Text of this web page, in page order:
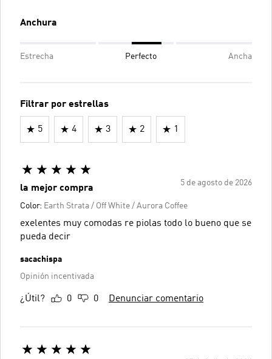
Anchura
Estrecha Perfecto Ancha
Filtrar por estrellas
5 4 3 2 1
5 de agosto de 2026
la mejor compra
Color: Earth Strata / Off White / Aurora Coffee
exelentes muy comodas re piolas todo lo bueno que se
pueda decir
sacachispa
Opinión incentivada
¿Útil? 0 0 Denunciar comentario